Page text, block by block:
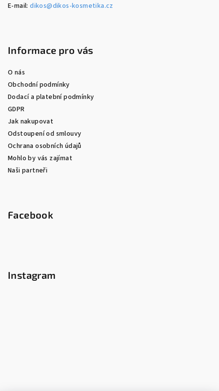
E-mail:dikos@dikos-kosmetika.cz
Informace pro vás
O nás
Obchodní podmínky
Dodací a platební podmínky
GDPR
Jak nakupovat
Odstoupení od smlouvy
Ochrana osobních údajů
Mohlo by vás zajímat
Naši partneři
Facebook
Instagram